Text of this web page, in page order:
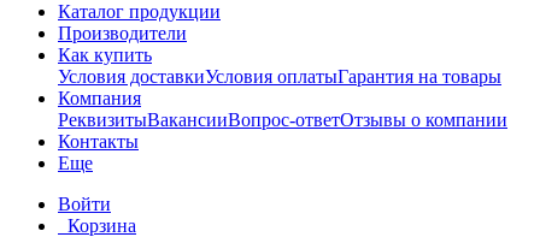
Каталог продукции
Производители
Как купить
Условия доставкиУсловия оплатыГарантия на товары
Компания
РеквизитыВакансииВопрос-ответОтзывы о компании
Контакты
Еще
Войти
Корзина